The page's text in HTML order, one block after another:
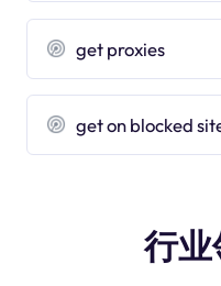
get proxies
get on blocked
行